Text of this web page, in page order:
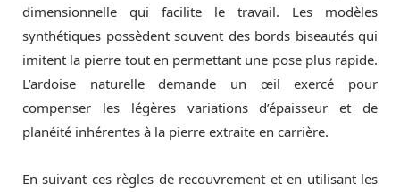
dimensionnelle qui facilite le travail. Les modèles
synthétiques possèdent souvent des bords biseautés qui
imitent la pierre tout en permettant une pose plus rapide.
L’ardoise naturelle demande un œil exercé pour
compenser les légères variations d’épaisseur et de
planéité inhérentes à la pierre extraite en carrière.
En suivant ces règles de recouvrement et en utilisant les